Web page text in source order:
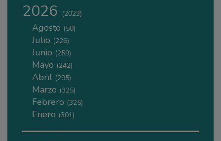
2026 (2023)
Agosto (50)
Julio (226)
Junio (259)
Mayo (242)
Abril (295)
Marzo (325)
Febrero (325)
Enero (301)